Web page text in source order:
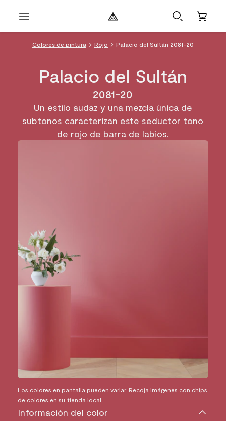
Colores de pintura Rojo Palacio del Sultán 2081-20
Palacio del Sultán
2081-20
Un estilo audaz y una mezcla única de
subtonos caracterizan este seductor tono
de rojo de barra de labios.
Los colores en pantalla pueden variar. Recoja imágenes con chips
de colores en su tienda local
Información del color